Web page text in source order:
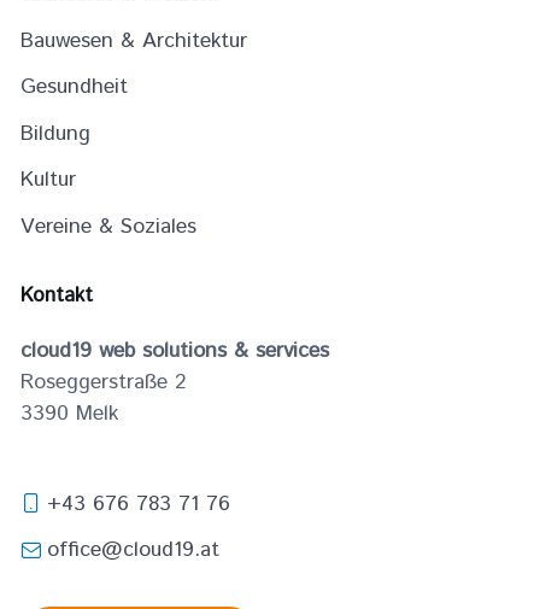
Bauwesen & Architektur
Gesundheit
Bildung
Kultur
Vereine & Soziales
Kontakt
cloud19 web solutions & services
Roseggerstraße 2
3390 Melk
+43 676 783 71 76
office@cloud19.at